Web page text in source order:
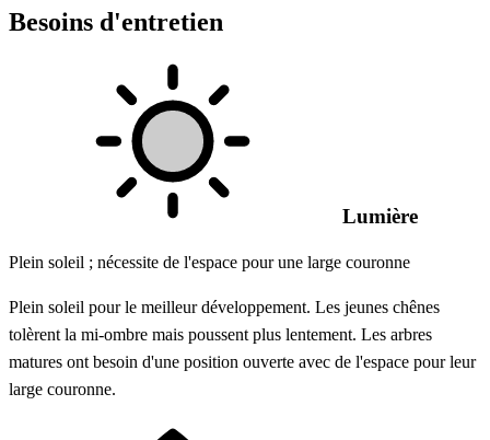
Besoins d'entretien
Lumière
Plein soleil ; nécessite de l'espace pour une large couronne
Plein soleil pour le meilleur développement. Les jeunes chênes
tolèrent la mi-ombre mais poussent plus lentement. Les arbres
matures ont besoin d'une position ouverte avec de l'espace pour leur
large couronne.